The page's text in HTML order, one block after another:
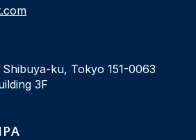
ku, Tokyo 151-0063
3F